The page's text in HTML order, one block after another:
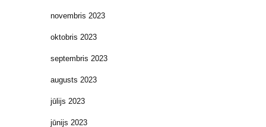
novembris 2023
oktobris 2023
septembris 2023
augusts 2023
jūlijs 2023
jūnijs 2023